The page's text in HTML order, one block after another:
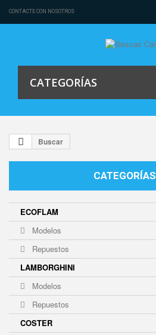
CONTACTE CON NOSOTROS
CATEGORÍAS
Buscar
CATEGORÍAS
ECOFLAM
Modelos
Repuestos
LAMBORGHINI
Modelos
Repuestos
COSTER